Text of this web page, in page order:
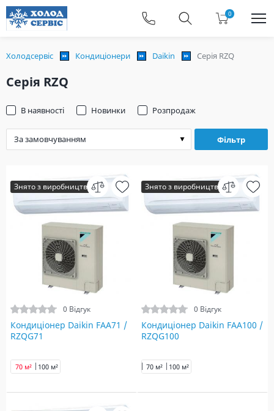
0
Холодсервіс Кондиціонери Daikin Серія RZQ
Серія RZQ
Фільтр
В наявності Новинки Розпродаж
Знято з виробництва
0 Відгук
Кондиціонер Daikin FAA71 /
RZQG71
70 м² 100 м²
Знято з виробництва
0 Відгук
Кондиціонер Daikin FAA100 /
RZQG100
70 м² 100 м²